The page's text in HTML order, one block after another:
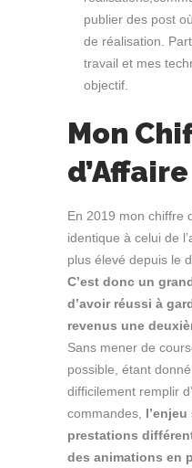
publier des post
de réalisation.
travail et mes
objectif.
Mon
d’Affaire
En 2019 mon chiffre
identique à celui de
plus élevé depuis le
C’est donc un
d’avoir réussi à
revenus une
Sans mener de
possible, étant
difficilement remplir
commandes,
prestations
des animations en